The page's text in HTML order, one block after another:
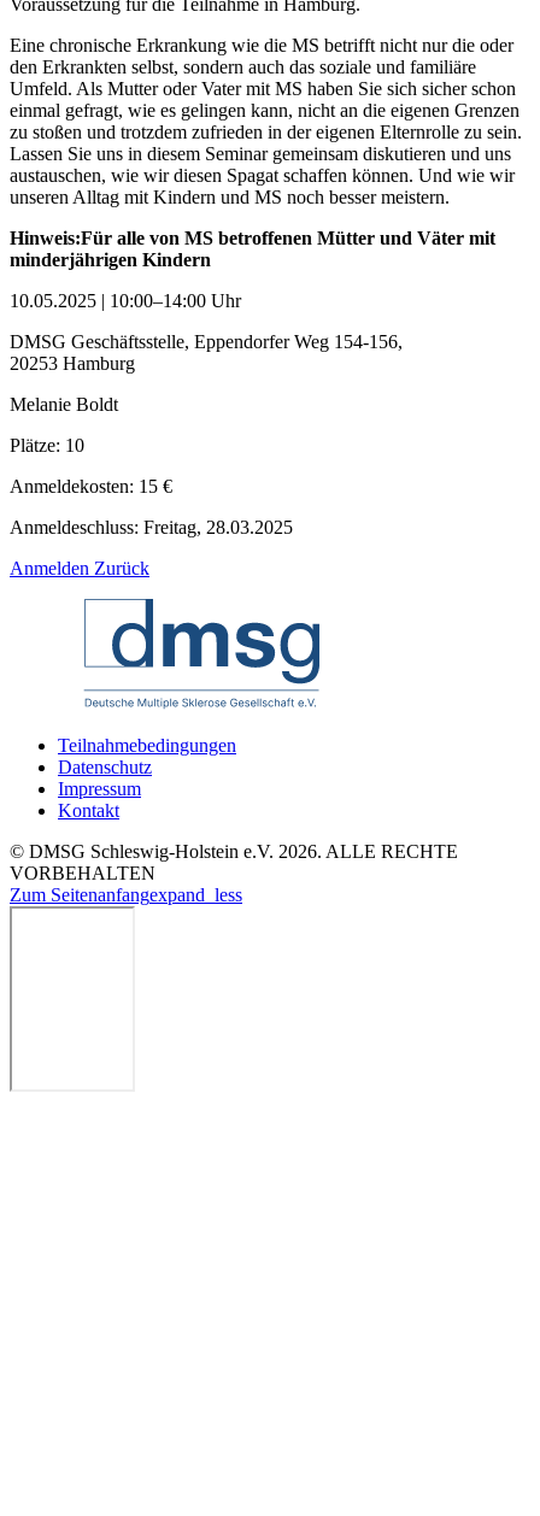
Eine chronische Erkrankung wie die MS betrifft nicht nur die oder
den Erkrankten selbst, sondern auch das soziale und familiäre
Umfeld. Als Mutter oder Vater mit MS haben Sie sich sicher schon
einmal gefragt, wie es gelingen kann, nicht an die eigenen Grenzen
zu stoßen und trotzdem zufrieden in der eigenen Elternrolle zu sein.
Lassen Sie uns in diesem Seminar gemeinsam diskutieren und uns
austauschen, wie wir diesen Spagat schaffen können. Und wie wir
unseren Alltag mit Kindern und MS noch besser meistern.
Hinweis:Für alle von MS betroffenen Mütter und Väter mit
minderjährigen Kindern
10.05.2025 | 10:00–14:00 Uhr
DMSG Geschäftsstelle, Eppendorfer Weg 154-156,
20253 Hamburg
Melanie Boldt
Plätze: 10
Anmeldekosten: 15 €
Anmeldeschluss: Freitag, 28.03.2025
Anmelden Zurück
Teilnahmebedingungen
Datenschutz
Impressum
Kontakt
© DMSG Schleswig-Holstein e.V. 2026. ALLE RECHTE
VORBEHALTEN
Zum Seitenanfangexpand_less